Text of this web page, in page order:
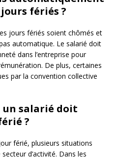
fériés ?
jours fériés soient chômés et
automatique. Le salarié doit
dans l’entreprise pour
De plus, certaines
par la convention collective
un salarié doit
?
férié, plusieurs situations
d’activité. Dans les